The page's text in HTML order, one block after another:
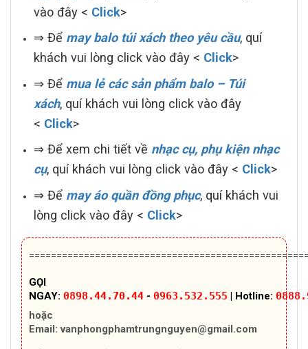
vào đây < Click>
⇒ Để may balo túi xách theo yêu cầu, quí
khách vui lòng click vào đây < Click>
⇒ Để mua lẻ các sản phẩm balo – Túi
xách, quí khách vui lòng click vào đây
< Click>
⇒ Để xem chi tiết về nhạc cụ, phụ kiện nhạc
cụ, quí khách vui lòng click vào đây < Click>
⇒ Để may áo quần đồng phục, quí khách vui
lòng click vào đây < Click>
GỌI
NGAY: 0898.44.70.44 - 0963.532.555 | Hotline:
hoặc
Email:vanphongphamtrungnguyen@gmail.com